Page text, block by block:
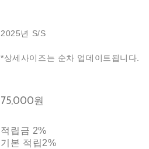
2025년 S/S
*상세사이즈는 순차 업데이트됩니다.
75,000원
적립금 2%
기본 적립2%